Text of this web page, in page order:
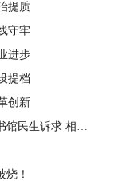
提质
守牢
进步
提档
创新
【融媒帮帮团】帮帮团办结图书馆民生诉求 相关部门迅速行动 改善市民阅读环境
烧！